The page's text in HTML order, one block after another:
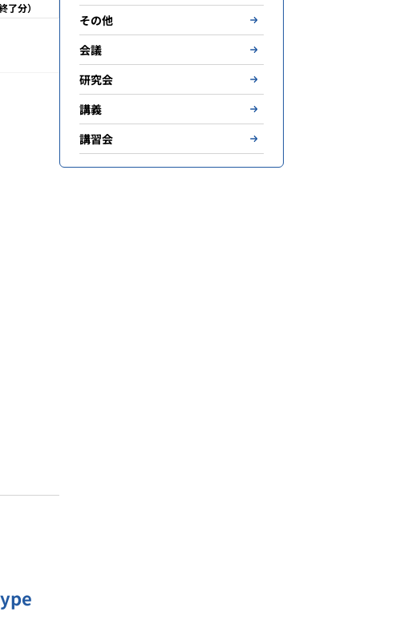
了分）
その他
会議
研究会
講義
講習会